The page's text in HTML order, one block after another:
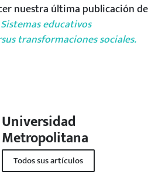
Universidad
Metropolitana
Todos sus artículos
nuestra última publicación de
Sistemas educativos
transformaciones sociales.